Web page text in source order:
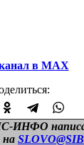
в МАХ
ИНФО
на